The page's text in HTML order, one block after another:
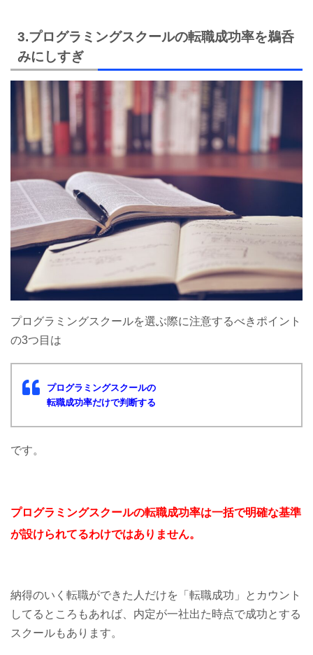
3.プログラミングスクールの転職成功率を鵜呑
みにしすぎ
プログラミングスクールを選ぶ際に注意するべきポイント
の3つ目は
プログラミングスクールの
転職成功率だけで判断する
です。
プログラミングスクールの転職成功率は一括で明確な基準
が設けられてるわけではありません。
納得のいく転職ができた人だけを「転職成功」とカウント
してるところもあれば、内定が一社出た時点で成功とする
スクールもあります。